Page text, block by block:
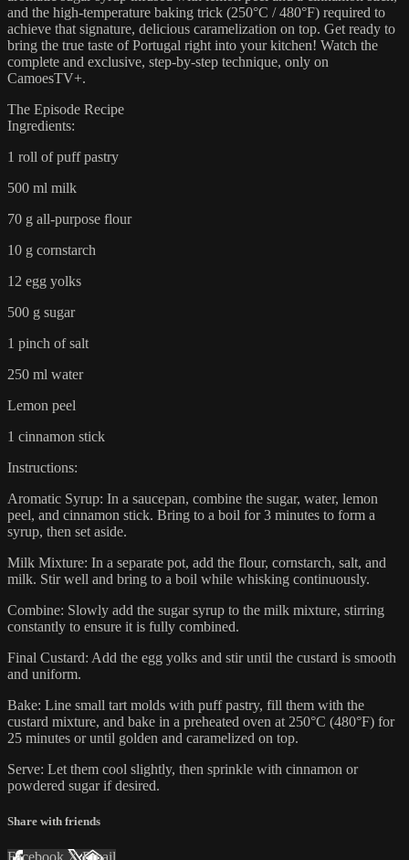
and the high-temperature baking trick (250°C / 480°F) required to
achieve that signature, delicious caramelization on top. Get ready to
bring the true taste of Portugal right into your kitchen! Watch the
complete and exclusive, step-by-step technique, only on
CamoesTV+.
The Episode Recipe
Ingredients:
1 roll of puff pastry
500 ml milk
70 g all-purpose flour
10 g cornstarch
12 egg yolks
500 g sugar
1 pinch of salt
250 ml water
Lemon peel
1 cinnamon stick
Instructions:
Aromatic Syrup: In a saucepan, combine the sugar, water, lemon
peel, and cinnamon stick. Bring to a boil for 3 minutes to form a
syrup, then set aside.
Milk Mixture: In a separate pot, add the flour, cornstarch, salt, and
milk. Stir well and bring to a boil while whisking continuously.
Combine: Slowly add the sugar syrup to the milk mixture, stirring
constantly to ensure it is fully combined.
Final Custard: Add the egg yolks and stir until the custard is smooth
and uniform.
Bake: Line small tart molds with puff pastry, fill them with the
custard mixture, and bake in a preheated oven at 250°C (480°F) for
25 minutes or until golden and caramelized on top.
Serve: Let them cool slightly, then sprinkle with cinnamon or
powdered sugar if desired.
Share with friends
Facebook XEmail